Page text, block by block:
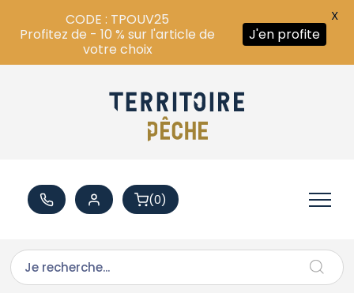
(0)
CODE : TPOUV25
Profitez de - 10 % sur l'article de
votre choix
J'en profite
X